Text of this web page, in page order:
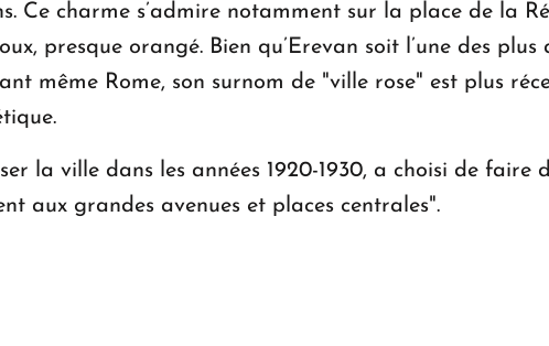
Ce charme s’admire notamment sur la place de la
presque orangé. Bien qu’Erevan soit l’une des plus
même Rome, son surnom de "ville rose" est plus
la ville dans les années 1920-1930, a choisi de faire
aux grandes avenues et places centrales".